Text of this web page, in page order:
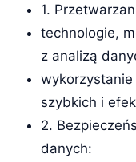
1.
technologie,
z analizą
szybkich i
2.
danych: